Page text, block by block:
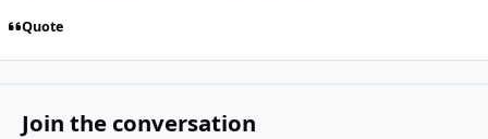
Quote
Join the conversation